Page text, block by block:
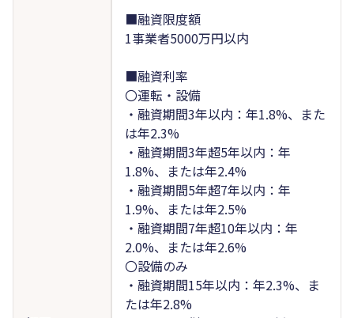
■融資限度額
1事業者5000万円以内
■融資利率
〇運転・設備
・融資期間3年以内：年1.8%、また
は年2.3%
・融資期間3年超5年以内：年
1.8%、または年2.4%
・融資期間5年超7年以内：年
1.9%、または年2.5%
・融資期間7年超10年以内：年
2.0%、または年2.6%
〇設備のみ
・融資期間15年以内：年2.3%、ま
たは年2.8%